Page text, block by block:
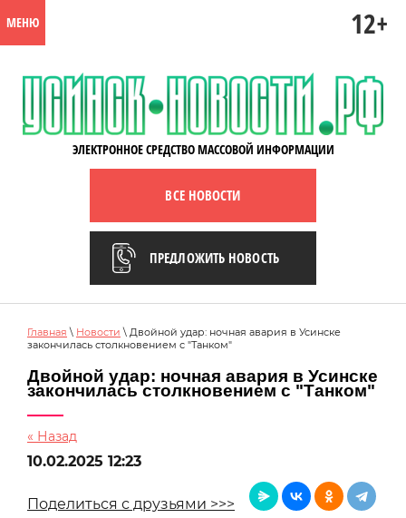
МЕНЮ 12+
ВСЕ НОВОСТИ
ЭЛЕКТРОННОЕ СРЕДСТВО МАССОВОЙ ИНФОРМАЦИИ
ПРЕДЛОЖИТЬ НОВОСТЬ
Главная \ Новости \ Двойной удар: ночная авария в Усинске
закончилась столкновением с "Танком"
Двойной удар: ночная авария в Усинске
закончилась столкновением с "Танком"
« Назад
10.02.2025 12:23
Поделиться с друзьями >>>